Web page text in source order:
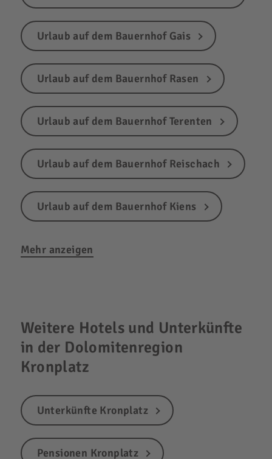
Urlaub auf dem Bauernhof Gais
Urlaub auf dem Bauernhof Rasen
Urlaub auf dem Bauernhof Terenten
Urlaub auf dem Bauernhof Reischach
Urlaub auf dem Bauernhof Kiens
Mehr anzeigen
Weitere Hotels und Unterkünfte
in der Dolomitenregion
Kronplatz
Unterkünfte Kronplatz
Pensionen Kronplatz